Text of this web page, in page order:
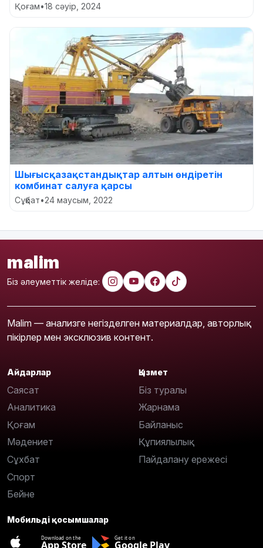
Қоғам•18 сәуір, 2024
Шығысқазақстандықтар алтын өндіретін
комбинат салуға қарсы
Сұқбат•24 маусым, 2022
malim
Біз әлеуметтік желіде:
Malim — анализге негізделген материалдар, авторлық
пікірлер мен эксклюзив контент.
Айдарлар
Саясат
Аналитика
Қоғам
Мәдениет
Сұхбат
Спорт
Бейне
Қызмет
Біз туралы
Жарнама
Байланыс
Құпиялылық
Пайдалану ережесі
Мобильді қосымшалар
Download on the
App Store
Get it on
Google Play